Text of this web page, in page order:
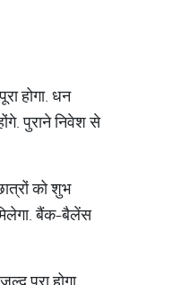
होगा. धन
पुराने निवेश से
को शुभ
बैंक-बैलेंस